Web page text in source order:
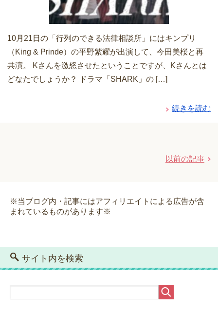
10月21日の「行列のできる法律相談所」にはキンプリ
（King & Prinde）の平野紫耀が出演して、今田美桜と再
共演。 Kさんを激怒させたということですが、Kさんとは
どなたでしょうか？ ドラマ「SHARK」の […]
続きを読む
以前の記事
※当ブログ内・記事にはアフィリエイトによる広告が含
まれているものがあります※
サイト内を検索